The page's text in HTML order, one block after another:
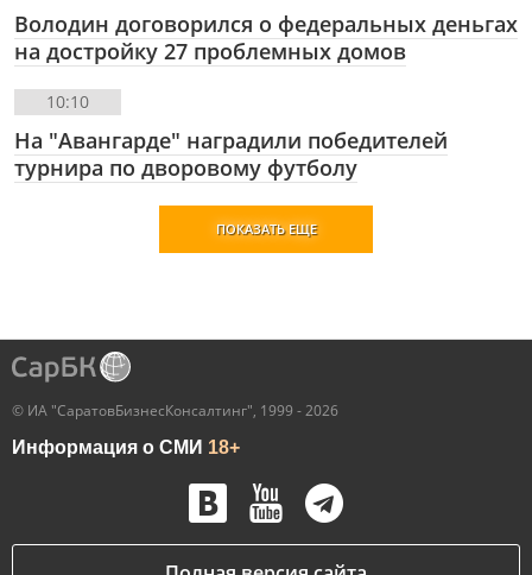
Володин договорился о федеральных деньгах
на достройку 27 проблемных домов
10:10
На "Авангарде" наградили победителей
турнира по дворовому футболу
ПОКАЗАТЬ ЕЩЕ
© ИА "СаратовБизнесКонсалтинг", 1999 - 2026
Информация о СМИ 18+